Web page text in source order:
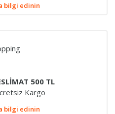
bilgi edinin
500 TL
Kargo
bilgi edinin